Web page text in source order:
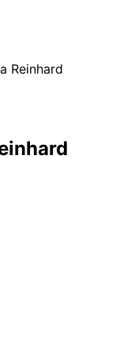
Reinhard